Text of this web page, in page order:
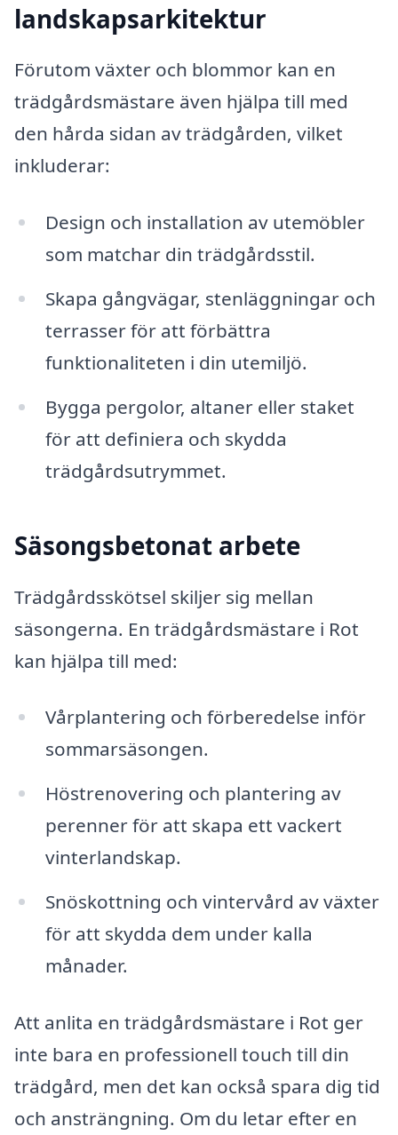
landskapsarkitektur
Förutom växter och blommor kan en
trädgårdsmästare även hjälpa till med
den hårda sidan av trädgården, vilket
inkluderar:
Design och installation av utemöbler
som matchar din trädgårdsstil.
Skapa gångvägar, stenläggningar och
terrasser för att förbättra
funktionaliteten i din utemiljö.
Bygga pergolor, altaner eller staket
för att definiera och skydda
trädgårdsutrymmet.
Säsongsbetonat arbete
Trädgårdsskötsel skiljer sig mellan
säsongerna. En trädgårdsmästare i Rot
kan hjälpa till med:
Vårplantering och förberedelse inför
sommarsäsongen.
Höstrenovering och plantering av
perenner för att skapa ett vackert
vinterlandskap.
Snöskottning och vintervård av växter
för att skydda dem under kalla
månader.
Att anlita en trädgårdsmästare i Rot ger
inte bara en professionell touch till din
trädgård, men det kan också spara dig tid
och ansträngning. Om du letar efter en